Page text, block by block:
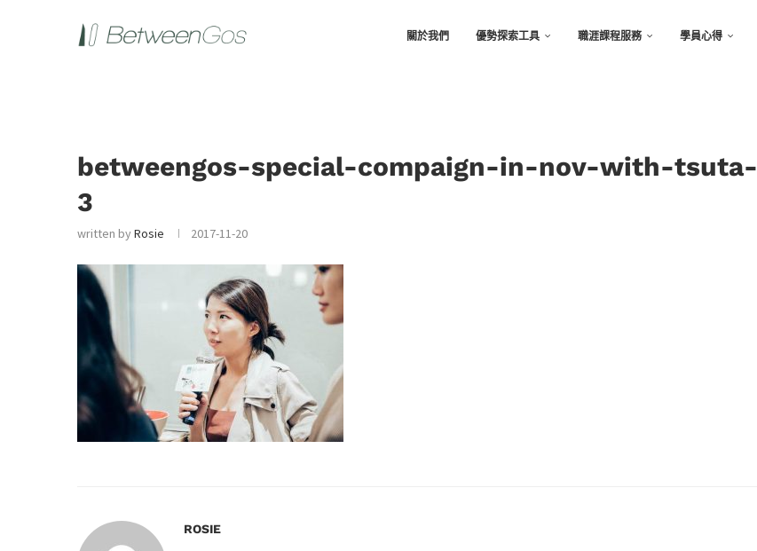
關於我們 優勢探索工具 職涯課程服務 學員心得
betweengos-special-compaign-in-nov-with-tsuta-
3
written byRosie 2017-11-20
ROSIE